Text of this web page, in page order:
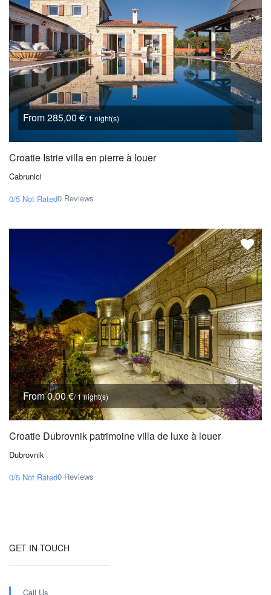
From 285,00 €/ 1 night(s)
Croatie Istrie villa en pierre à louer
Cabrunici
0/5 Not Rated0 Reviews
From 0,00 €/ 1 night(s)
Croatie Dubrovnik patrimoine villa de luxe à louer
Dubrovnik
0/5 Not Rated0 Reviews
GET IN TOUCH
Call Us